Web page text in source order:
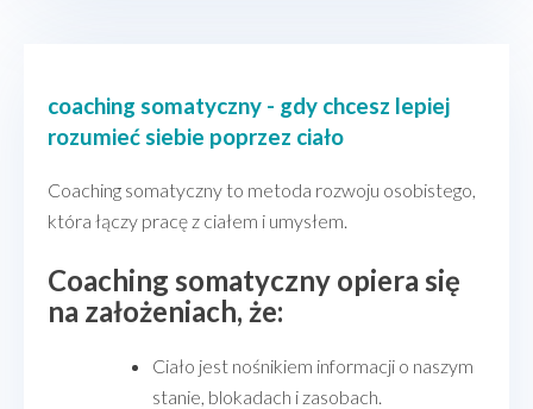
coaching somatyczny - gdy chcesz lepiej
rozumieć siebie poprzez ciało
Coaching somatyczny to metoda rozwoju osobistego,
która łączy pracę z ciałem i umysłem.
Coaching somatyczny opiera się
na założeniach, że:
Ciało jest nośnikiem informacji o naszym
stanie, blokadach i zasobach.